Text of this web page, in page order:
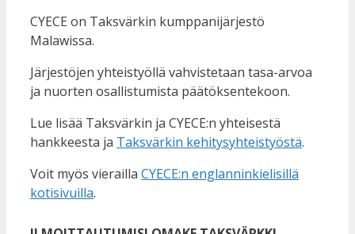
CYECE on Taksvärkin kumppanijärjestö
Malawissa.
Järjestöjen yhteistyöllä vahvistetaan tasa-arvoa
ja nuorten osallistumista päätöksentekoon.
Lue lisää Taksvärkin ja CYECE:n yhteisestä
hankkeesta ja Taksvärkin kehitysyhteistyöstä.
Voit myös vierailla CYECE:n englanninkielisillä
kotisivuilla.